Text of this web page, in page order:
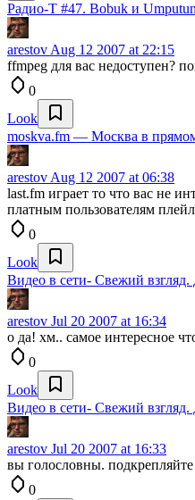
Радио-T #47. Bobuk и Umputun
arestov Aug 12 2007 at 22:15
ffmpeg для вас недоступен?
0
Look
moskva.fm — Москва в
arestov Aug 12 2007 at 06:38
last.fm играет то что вас не
платным пользователям
0
Look
Видео в сети- Свежий взгляд.
arestov Jul 20 2007 at 16:34
о да! хм.. самое интересное
0
Look
Видео в сети- Свежий взгляд.
arestov Jul 20 2007 at 16:33
вы голословны.
0